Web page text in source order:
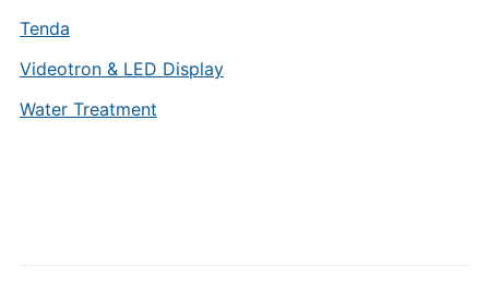
Tenda
Videotron & LED Display
Water Treatment